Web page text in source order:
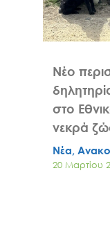
Νέο
στο
νεκρά
Νέα,
20 Μαρτίου